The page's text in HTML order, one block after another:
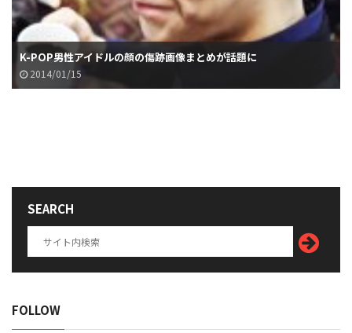
K-POP男性アイドルの顔の傷跡画像まとめが話題に
2014/01/15
SEARCH
FOLLOW